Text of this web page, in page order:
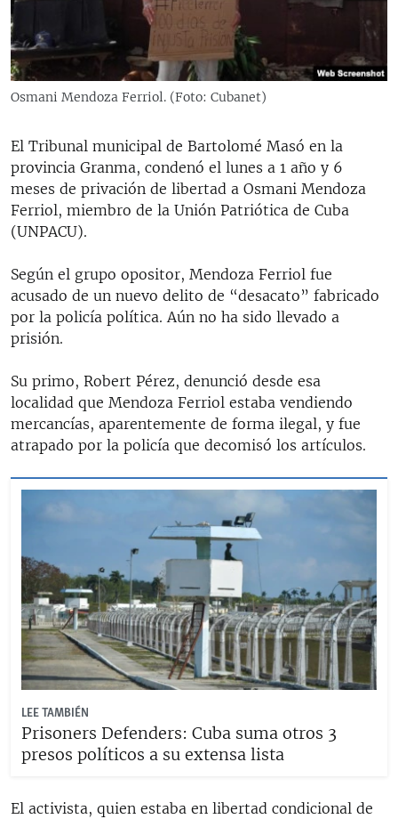
ESPECIALES
ESPECIALES
SER VIEJO EN CUBA
KENTU-CUBANO
LOS SANTOS DE HIALEAH
DESINFORMACIÓN RUSA EN AMÉRICA LATINA
LA INVASIÓN DE RUSIA A UCRANIA
MULTIMEDIA
SÍGUENOS
Osmani Mendoza Ferriol. (Foto: Cubanet)
El Tribunal municipal de Bartolomé Masó en la
provincia Granma, condenó el lunes a 1 año y 6
meses de privación de libertad a Osmani Mendoza
Ferriol, miembro de la Unión Patriótica de Cuba
(UNPACU).
Según el grupo opositor, Mendoza Ferriol fue
acusado de un nuevo delito de “desacato” fabricado
por la policía política. Aún no ha sido llevado a
prisión.
Su primo, Robert Pérez, denunció desde esa
localidad que Mendoza Ferriol estaba vendiendo
mercancías, aparentemente de forma ilegal, y fue
atrapado por la policía que decomisó los artículos.
LEE TAMBIÉN
Prisoners Defenders: Cuba suma otros 3
presos políticos a su extensa lista
El activista, quien estaba en libertad condicional de